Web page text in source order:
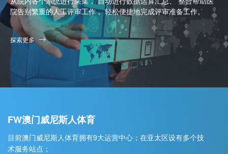
院告别繁重的人工评审工作， 轻松便捷地完成评审准备工作。
探索更多
FW澳门威尼斯人体育
目前澳门威尼斯人体育拥有9大运营中心；在亚太区设有多个技
术服务站点；